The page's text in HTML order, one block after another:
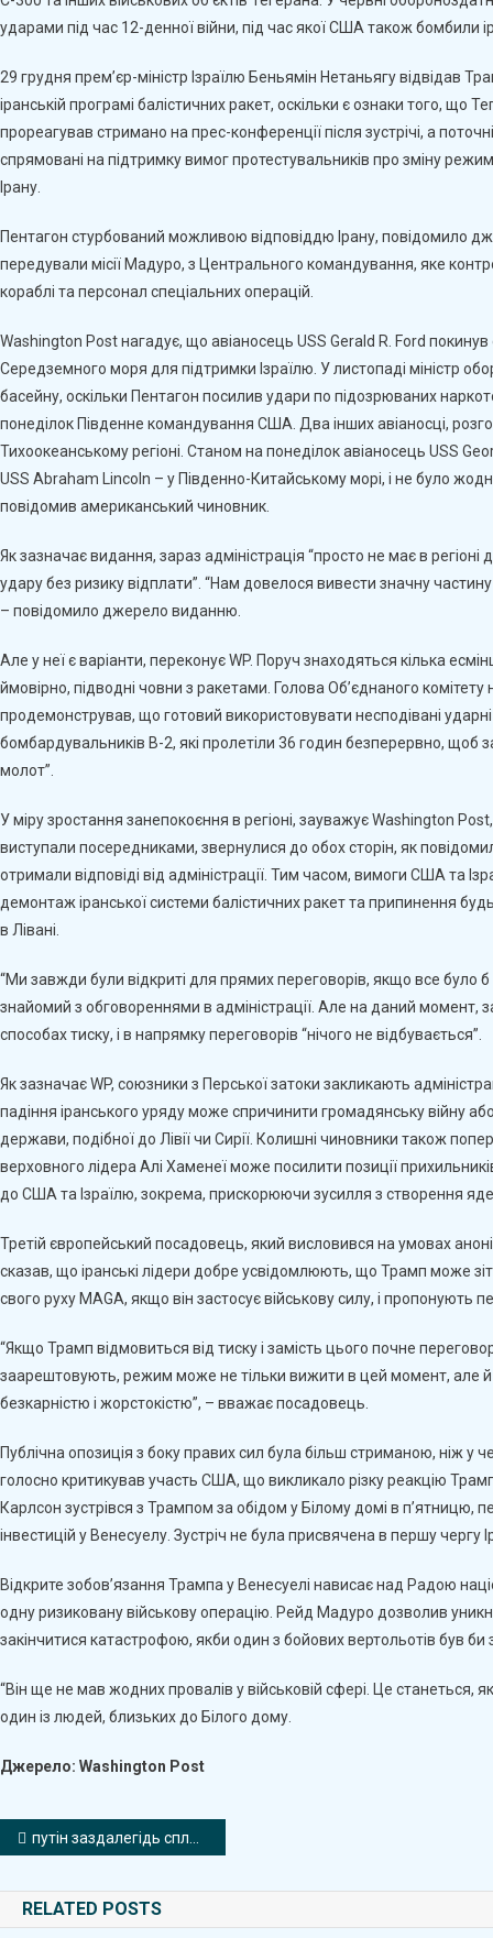
ударами під час 12-денної війни, під час якої США також бомбили
29 грудня прем’єр-міністр Ізраїлю Беньямін Нетаньягу відвідав
іранській програмі балістичних ракет, оскільки є ознаки того, що
прореагував стримано на прес-конференції після зустрічі, а
спрямовані на підтримку вимог протестувальників про зміну
Ірану.
Пентагон стурбований можливою відповіддю Ірану, повідомило
передували місії Мадуро, з Центрального командування, яке
кораблі та персонал спеціальних операцій.
Washington Post нагадує, що авіаносець USS Gerald R. Ford
Середземного моря для підтримки Ізраїлю. У листопаді міністр
басейну, оскільки Пентагон посилив удари по підозрюваних
понеділок Південне командування США. Два інших авіаносці,
Тихоокеанському регіоні. Станом на понеділок авіаносець USS
USS Abraham Lincoln – у Південно-Китайському морі, і не було
повідомив американський чиновник.
Як зазначає видання, зараз адміністрація “просто не має в
удару без ризику відплати”. “Нам довелося вивести значну
– повідомило джерело виданню.
Але у неї є варіанти, переконує WP. Поруч знаходяться кілька
ймовірно, підводні човни з ракетами. Голова Об’єднаного
продемонстрував, що готовий використовувати несподівані
бомбардувальників B-2, які пролетіли 36 годин безперервно, щоб
молот”.
У міру зростання занепокоєння в регіоні, зауважує Washington
виступали посередниками, звернулися до обох сторін, як
отримали відповіді від адміністрації. Тим часом, вимоги США та
демонтаж іранської системи балістичних ракет та припинення
в Лівані.
“Ми завжди були відкриті для прямих переговорів, якщо все було
знайомий з обговореннями в адміністрації. Але на даний момент,
способах тиску, і в напрямку переговорів “нічого не відбувається”.
Як зазначає WP, союзники з Перської затоки закликають
падіння іранського уряду може спричинити громадянську війну
держави, подібної до Лівії чи Сирії. Колишні чиновники також
верховного лідера Алі Хаменеї може посилити позиції
до США та Ізраїлю, зокрема, прискорюючи зусилля з створення
Третій європейський посадовець, який висловився на умовах
сказав, що іранські лідери добре усвідомлюють, що Трамп може
свого руху MAGA, якщо він застосує військову силу, і пропонують
“Якщо Трамп відмовиться від тиску і замість цього почне
заарештовують, режим може не тільки вижити в цей момент, але
безкарністю і жорстокістю”, – вважає посадовець.
Публічна опозиція з боку правих сил була більш стриманою, ніж у
голосно критикував участь США, що викликало різку реакцію
Карлсон зустрівся з Трампом за обідом у Білому домі в п’ятницю,
інвестицій у Венесуелу. Зустріч не була присвячена в першу
Відкрите зобов’язання Трампа у Венесуелі нависає над Радою
одну ризиковану військову операцію. Рейд Мадуро дозволив
закінчитися катастрофою, якби один з бойових вертольотів був би
“Він ще не мав жодних провалів у військовій сфері. Це
один із людей, близьких до Білого дому.
Джерело: Washington Post
Навігація
записів
путін заздалегідь спланував війну проти України – Шольц
RELATED POSTS